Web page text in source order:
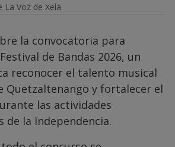
La Voz de Xela.
la convocatoria para
de Bandas 2026, un
reconocer el talento musical
Quetzaltenango y fortalecer el
las actividades
de la Independencia.